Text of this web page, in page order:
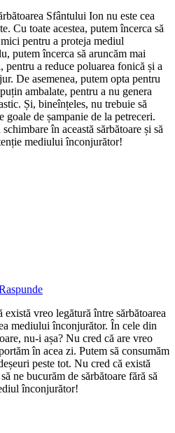
Sfântului Ion nu este cea
Cu toate acestea, putem încerca să
pentru a proteja mediul
putem încerca să aruncăm mai
a reduce poluarea fonică și a
De asemenea, putem opta pentru
ambalate, pentru a nu genera
Și, bineînțeles, nu trebuie să
goale de șampanie de la petreceri.
în această sărbătoare și să
mediului înconjurător!
vreo legătură între sărbătoarea
mediului înconjurător. În cele din
nu-i așa? Nu cred că are vreo
în acea zi. Putem să consumăm
peste tot. Nu cred că există
ne bucurăm de sărbătoare fără să
înconjurător!